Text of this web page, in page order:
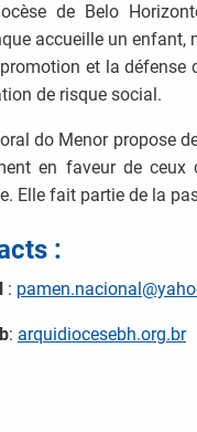
de Belo
accueille un enfant,
et la défense
de risque social.
do Menor propose
en faveur de
Elle fait partie de la
:
:
: arquidiocesebh.org.br